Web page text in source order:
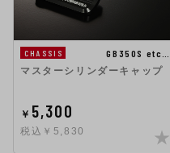
CHASSIS
GB350S etc…
マスターシリンダーキャップ
￥ 5,300
税込￥5,830